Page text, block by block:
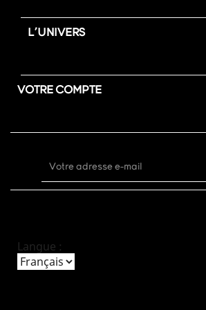
L'UNIVERS
VOTRE COMPTE
Langue :